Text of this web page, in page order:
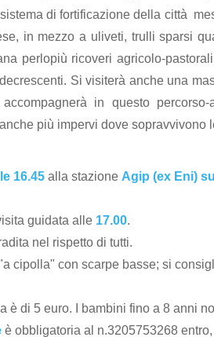
di fortificazione della città
in mezzo a uliveti, trulli sparsi
perlopiù ricoveri agricolo-
Si visiterà anche una
in questo percorso-
più impervi dove sopravvivono
16.45 alla stazione Agip (ex Eni)
guidata alle 17.00.
nel rispetto di tutti.
cipolla" con scarpe basse; si
è di 5 euro. I bambini fino a 8 anni
è obbligatoria al n.3205753268